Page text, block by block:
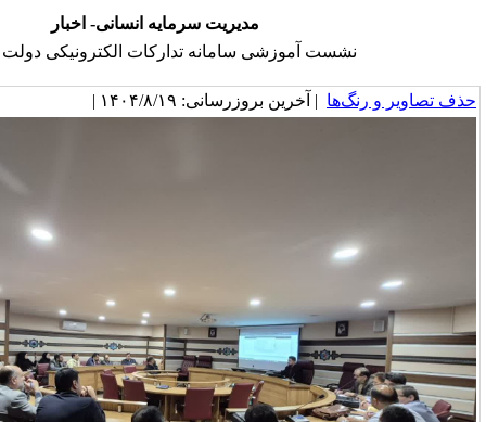
مدیریت سرمایه انسانی- اخبار
سامانه تدارکات الکترونیکی دولت (ستاد)
بروزرسانی: ۱۴۰۴/۸/۱۹ |